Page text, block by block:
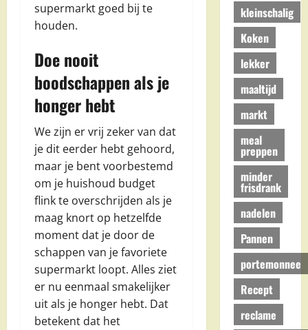
supermarkt goed bij te
houden.
Doe nooit
boodschappen als je
honger hebt
We zijn er vrij zeker van dat
je dit eerder hebt gehoord,
maar je bent voorbestemd
om je huishoud budget
flink te overschrijden als je
maag knort op hetzelfde
moment dat je door de
schappen van je favoriete
supermarkt loopt. Alles ziet
er nu eenmaal smakelijker
uit als je honger hebt. Dat
betekent dat het
kleinschalig
Koken
lekker
maaltijd
markt
meal
preppen
minder
frisdrank
nadelen
Pannen
portemonnee
Recept
reclame